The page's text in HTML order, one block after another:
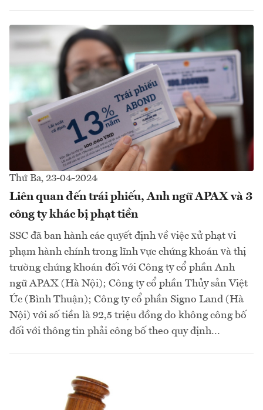
Thứ Ba, 23-04-2024
Liên quan đến trái phiếu, Anh ngữ APAX và 3
công ty khác bị phạt tiền
SSC đã ban hành các quyết định về việc xử phạt vi
phạm hành chính trong lĩnh vực chứng khoán và thị
trường chứng khoán đối với Công ty cổ phần Anh
ngữ APAX (Hà Nội); Công ty cổ phần Thủy sản Việt
Úc (Bình Thuận); Công ty cổ phần Signo Land (Hà
Nội) với số tiền là 92,5 triệu đồng do không công bố
đối với thông tin phải công bố theo quy định...